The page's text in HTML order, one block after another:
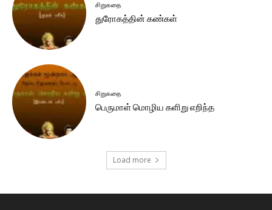
சிறுகதை
துரோகத்தின் கண்கள்
சிறுகதை
பெருமாள் மொழிய களிறு எறிந்த
Load more